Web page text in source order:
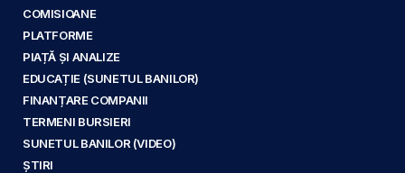
COMISIOANE
PLATFORME
PIAȚĂ ȘI ANALIZE
EDUCAȚIE (SUNETUL BANILOR)
FINANȚARE COMPANII
TERMENI BURSIERI
SUNETUL BANILOR (VIDEO)
ȘTIRI